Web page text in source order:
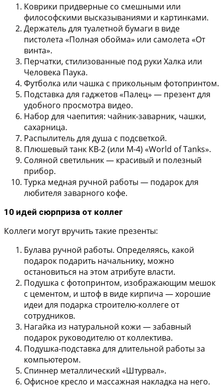
Коврики придверные со смешными или
философскими высказываниями и картинками.
Держатель для туалетной бумаги в виде
пистолета «Полная обойма» или самолета «От
винта».
Перчатки, стилизованные под руки Халка или
Человека Паука.
Футболка или чашка с прикольным фотопринтом.
Подставка для гаджетов «Палец» — презент для
удобного просмотра видео.
Набор для чаепития: чайник-заварник, чашки,
сахарница.
Распылитель для душа с подсветкой.
Плюшевый танк КВ-2 (или М-4) «World of Tanks».
Соляной светильник — красивый и полезный
прибор.
Турка медная ручной работы — подарок для
любителя заварного кофе.
10 идей сюрприза от коллег
Коллеги могут вручить такие презенты:
Булава ручной работы. Определяясь, какой
подарок подарить начальнику, можно
остановиться на этом атрибуте власти.
Подушка с фотопринтом, изображающим мешок
с цементом, и штоф в виде кирпича — хорошие
идеи для подарка строителю-коллеге от
сотрудников.
Нагайка из натуральной кожи — забавный
подарок руководителю от коллектива.
Подушка-подставка для длительной работы за
компьютером.
Спиннер металлический «Штурвал».
Офисное кресло и массажная накладка на него.